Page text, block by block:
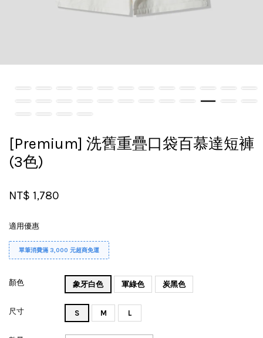
[Premium] 洗舊重疊口袋百慕達短褲
(3色)
NT$ 1,780
適用優惠
單筆消費滿 3,000 元超商免運
顏色 象牙白色 軍綠色 炭黑色
尺寸 S M L